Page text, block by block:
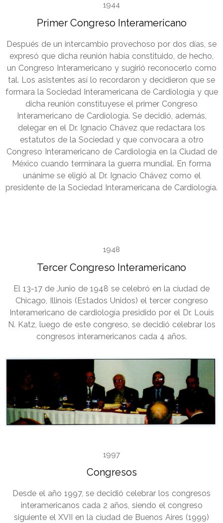
1944
Primer Congreso Interamericano
Después de un intercambio provechoso por dos días, se
expresó que dicha reunión había constituido, de hecho,
un Congreso Interamericano y sugirió reconocerlo como
tal. Los asistentes así lo recordaron y decidieron que se
formara la Sociedad Interamericana de Cardiología y que
dicha reunión constituyese el primer Congreso
Interamericano de Cardiología. Se decidió, además,
delegar en el Dr. Ignacio Chávez que redactara los
estatutos de la Sociedad y que convocara a otro
Congreso Interamericano de Cardiología en la Ciudad de
México cuando terminara la guerra mundial. En forma
unánime se eligió al Dr. Ignacio Chávez como el
presidente de la Sociedad Interamericana de Cardiología.
1948
Tercer Congreso Interamericano
El 13-17 de Junio de 1948 se celebró en la ciudad de
Chicago, Illinois (Estados Unidos) el tercer congreso
Interamericano de cardiología presidido por el Dr. Louis
N. Katz, luego de este congreso, se decidió celebrar los
congresos interamericanos cada 4 años.
1997
Congresos
Desde el año 1997, se decidió celebrar los congresos
interamericanos cada 2 años, siendo el congreso
siguiente el XVII en la ciudad de Buenos Aires (1999)